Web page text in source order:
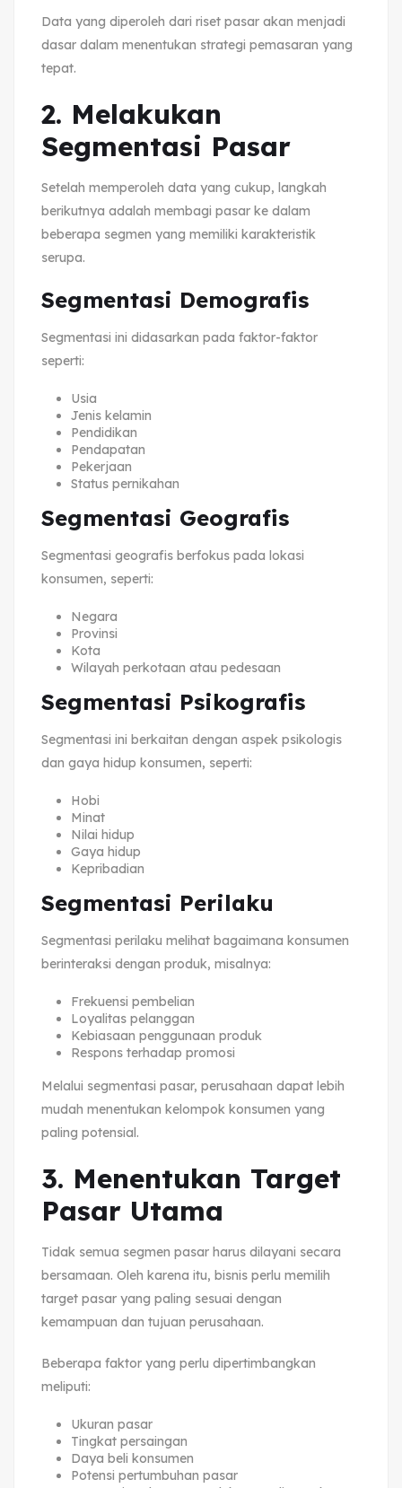
Data yang diperoleh dari riset pasar akan menjadi
dasar dalam menentukan strategi pemasaran yang
tepat.
2. Melakukan
Segmentasi Pasar
Setelah memperoleh data yang cukup, langkah
berikutnya adalah membagi pasar ke dalam
beberapa segmen yang memiliki karakteristik
serupa.
Segmentasi Demografis
Segmentasi ini didasarkan pada faktor-faktor
seperti:
Usia
Jenis kelamin
Pendidikan
Pendapatan
Pekerjaan
Status pernikahan
Segmentasi Geografis
Segmentasi geografis berfokus pada lokasi
konsumen, seperti:
Negara
Provinsi
Kota
Wilayah perkotaan atau pedesaan
Segmentasi Psikografis
Segmentasi ini berkaitan dengan aspek psikologis
dan gaya hidup konsumen, seperti:
Hobi
Minat
Nilai hidup
Gaya hidup
Kepribadian
Segmentasi Perilaku
Segmentasi perilaku melihat bagaimana konsumen
berinteraksi dengan produk, misalnya:
Frekuensi pembelian
Loyalitas pelanggan
Kebiasaan penggunaan produk
Respons terhadap promosi
Melalui segmentasi pasar, perusahaan dapat lebih
mudah menentukan kelompok konsumen yang
paling potensial.
3. Menentukan Target
Pasar Utama
Tidak semua segmen pasar harus dilayani secara
bersamaan. Oleh karena itu, bisnis perlu memilih
target pasar yang paling sesuai dengan
kemampuan dan tujuan perusahaan.
Beberapa faktor yang perlu dipertimbangkan
meliputi:
Ukuran pasar
Tingkat persaingan
Daya beli konsumen
Potensi pertumbuhan pasar